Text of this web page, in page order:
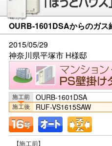
OURB-1601DSAからのガス
2015/05/29
神奈川県平塚市 H様邸
OURB-1601DSA
RUF-VS1615SAW